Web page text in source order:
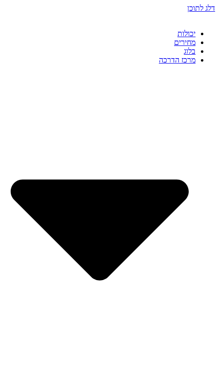
דלג לתוכן
יכולות
מחירים
בלוג
מרכז הדרכה